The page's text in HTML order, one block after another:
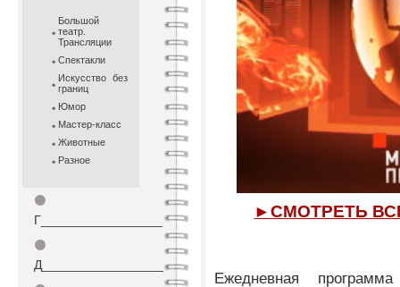
Большой
театр.
Трансляции
Спектакли
Искусство без
границ
Юмор
Мастер-класс
Животные
Разное
⚫
Г_________________
⚫
Д_________________
►СМОТРЕТЬ
Ежедневная